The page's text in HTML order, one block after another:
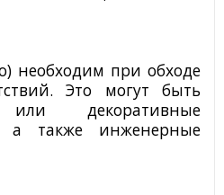
необходим при обходе
Это могут быть
или декоративные
а также инженерные